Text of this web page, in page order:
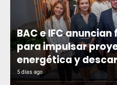
BAC e IFC
para impulsar
energética y
5 días ago